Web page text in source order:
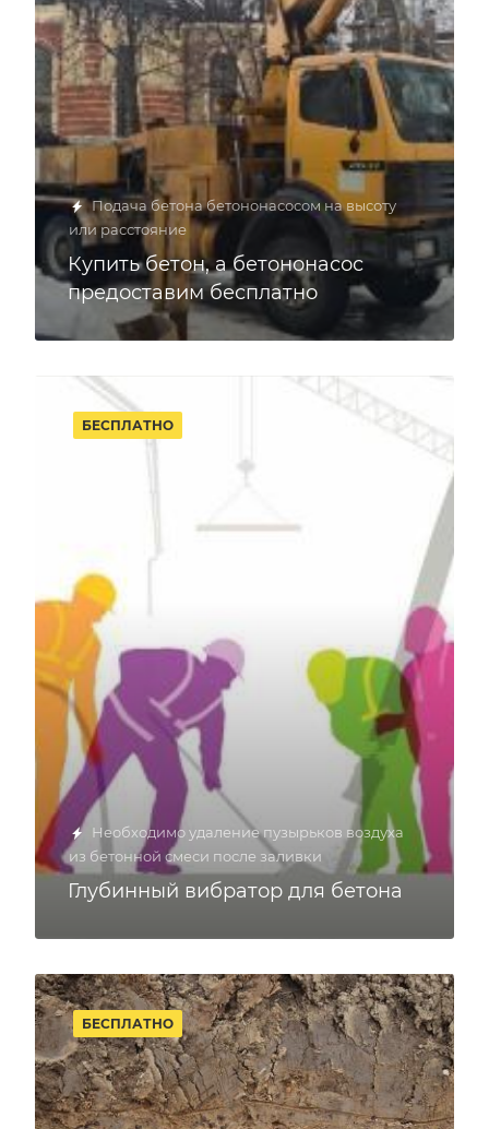
Подача бетона бетононасосом на высоту
или расстояние
Купить бетон, а бетононасос
предоставим бесплатно
Необходимо удаление пузырьков воздуха
из бетонной смеси после заливки
Глубинный вибратор для бетона
БЕСПЛАТНО
БЕСПЛАТНО